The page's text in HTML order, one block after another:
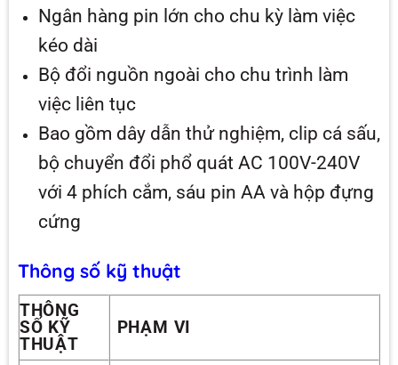
Ngân hàng pin lớn cho chu kỳ làm việc
kéo dài
Bộ đổi nguồn ngoài cho chu trình làm
việc liên tục
Bao gồm dây dẫn thử nghiệm, clip cá sấu,
bộ chuyển đổi phổ quát AC 100V-240V
với 4 phích cắm, sáu pin AA và hộp đựng
cứng
Thông số kỹ thuật
THÔNG
SỐ KỸ
THUẬT
PHẠM VI